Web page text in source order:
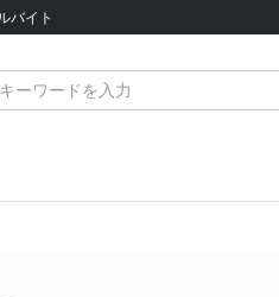
バイト